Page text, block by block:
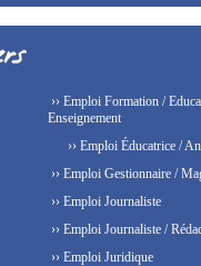
›› Emploi Formation /
Enseignement
›› Emploi Éducatrice /
›› Emploi Gestionnaire /
›› Emploi Journaliste
›› Emploi Journaliste /
›› Emploi Juridique